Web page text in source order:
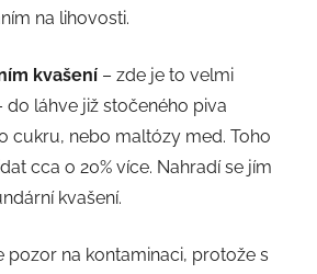
na lihovosti.
kvašení – zde je to velmi
do láhve již stočeného piva
cukru, nebo maltózy med. Toho
cca o 20% více. Nahradí se jím
kvašení.
pozor na kontaminaci, protože s